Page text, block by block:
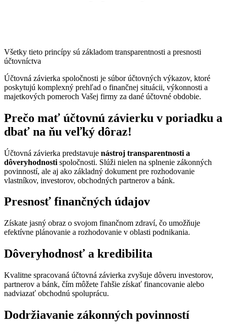
Všetky tieto princípy sú základom transparentnosti a presnosti
účtovníctva
Účtovná závierka spoločnosti je súbor účtovných výkazov, ktoré
poskytujú komplexný prehľad o finančnej situácii, výkonnosti a
majetkových pomeroch Vašej firmy za dané účtovné obdobie.
Prečo mať účtovnú závierku v poriadku a
dbať na ňu veľký dôraz!
Účtovná závierka predstavuje nástroj transparentnosti a
dôveryhodnosti spoločnosti. Slúži nielen na splnenie zákonných
povinností, ale aj ako základný dokument pre rozhodovanie
vlastníkov, investorov, obchodných partnerov a bánk.
Presnosť finančných údajov
Získate jasný obraz o svojom finančnom zdraví, čo umožňuje
efektívne plánovanie a rozhodovanie v oblasti podnikania.
Dôveryhodnosť a kredibilita
Kvalitne spracovaná účtovná závierka zvyšuje dôveru investorov,
partnerov a bánk, čím môžete ľahšie získať financovanie alebo
nadviazať obchodnú spoluprácu.
Dodržiavanie zákonných povinností